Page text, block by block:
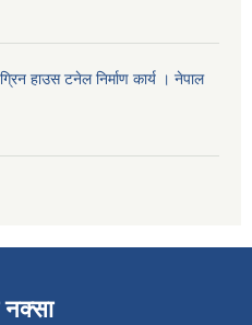
हाउस टनेल निर्माण कार्य । नेपाल
नक्सा